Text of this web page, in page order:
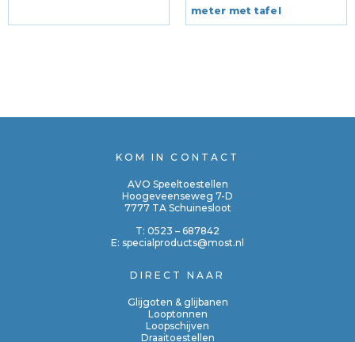
meter met tafel
KOM IN CONTACT
AVO Speeltoestellen
Hoogeveenseweg 7-D
7777 TA Schuinesloot
T: 0523 – 687842
E: specialproducts@most.nl
DIRECT NAAR
Glijgoten & glijbanen
Looptonnen
Loopschijven
Draaitoestellen